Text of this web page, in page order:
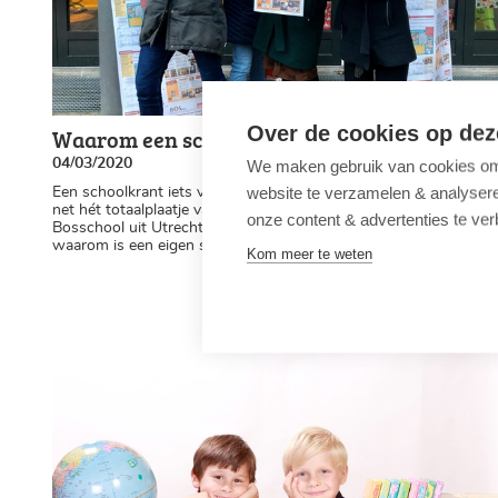
Waarom een schoolkrant een must-have is
04/03/2020
Een schoolkrant iets van vroeger? Nee hoor, een schoolkrant is
net hét totaalplaatje van de school. Het BOSblad van de Dr.
Bosschool uit Utrecht is hiervan het levende bewijs. Maar
waarom is een eigen schoolkrant nu juist een must-have?
Over de cookies op
We maken gebruik van cookies
website te verzamelen &
onze content & advertenties te
Kom meer te weten